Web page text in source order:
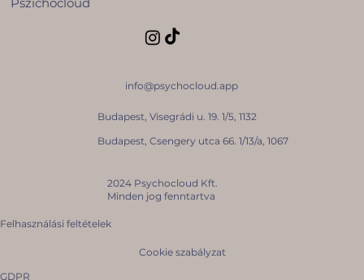
2024 Psychocloud Kft.
Minden jog fenntartva
Felhasználási feltételek
Cookie szabályzat
GDPR
info@psychocloud.app
Budapest, Visegrádi u. 19. 1/5, 1132
Budapest, Csengery utca 66. 1/13/a, 1067